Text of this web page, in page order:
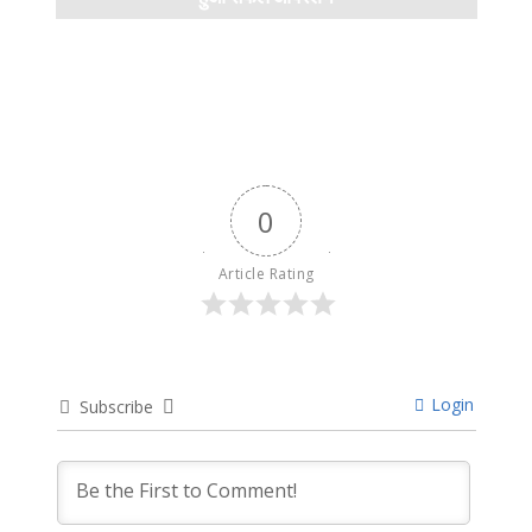
0
Article Rating
Subscribe Login